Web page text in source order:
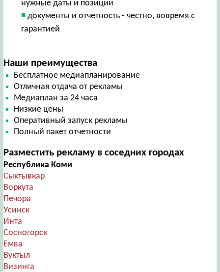
нужные даты и позиции
документы и отчетность - честно, вовремя с
гарантией
Наши преимущества
Бесплатное медиапланирование
Отличная отдача от рекламы
Медиаплан за 24 часа
Низкие цены
Оперативный запуск рекламы
Полный пакет отчетности
Разместить рекламу в соседних городах
Республика Коми
Сыктывкар
Воркута
Печора
Усинск
Инта
Сосногорск
Емва
Вуктыл
Визинга